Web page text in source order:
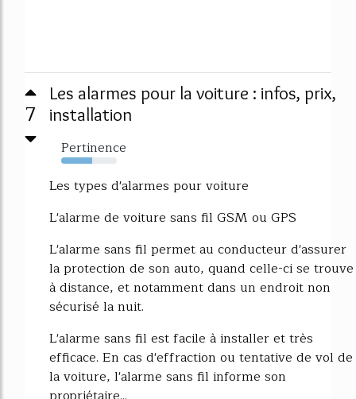
7
Les alarmes pour la voiture : infos, prix,
installation
Pertinence
55%
Les types d'alarmes pour voiture
L'alarme de voiture sans fil GSM ou GPS
L'alarme sans fil permet au conducteur d'assurer
la protection de son auto, quand celle-ci se trouve
à distance, et notamment dans un endroit non
sécurisé la nuit.
L'alarme sans fil est facile à installer et très
efficace. En cas d'effraction ou tentative de vol de
la voiture, l'alarme sans fil informe son